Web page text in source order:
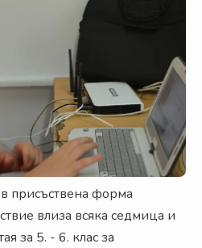
присъствена форма
влиза всяка седмица и
за 5. - 6. клас за